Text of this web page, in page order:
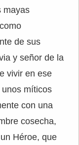
mayas
de sus
y señor de la
vivir en ese
míticos
con una
cosecha,
Héroe, que